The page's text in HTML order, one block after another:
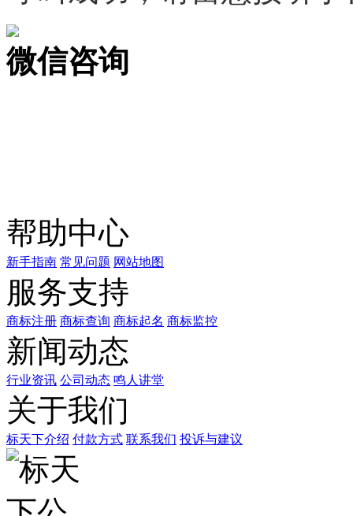
微信咨询
帮助中心
新手指南 常见问题 网站地图
服务支持
商标注册 商标查询 商标起名 商标监控
新闻动态
行业资讯 公司动态 鸣人讲堂
关于我们
标天下介绍 付款方式 联系我们 投诉与建议